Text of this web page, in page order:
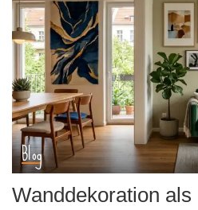
Blog
Wanddekoration als